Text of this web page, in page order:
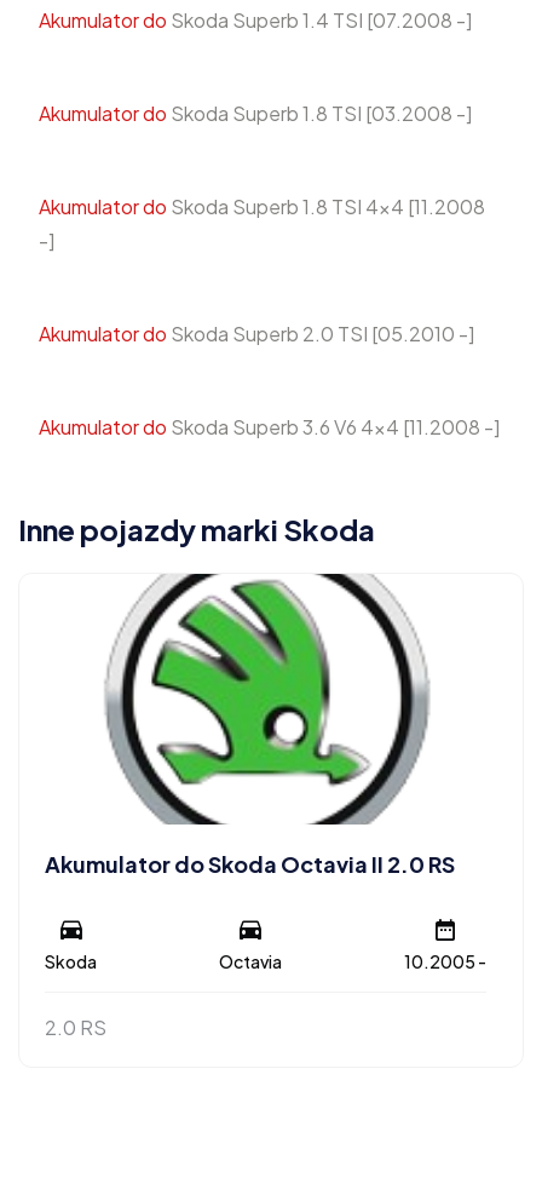
Akumulator do Skoda Superb 1.4 TSI [07.2008 -]
Akumulator do Skoda Superb 1.8 TSI [03.2008 -]
Akumulator do Skoda Superb 1.8 TSI 4x4 [11.2008
-]
Akumulator do Skoda Superb 2.0 TSI [05.2010 -]
Akumulator do Skoda Superb 3.6 V6 4x4 [11.2008 -]
Inne pojazdy marki Skoda
Akumulator do Skoda Octavia II 2.0 RS
Skoda Octavia 10.2005 -
2.0 RS